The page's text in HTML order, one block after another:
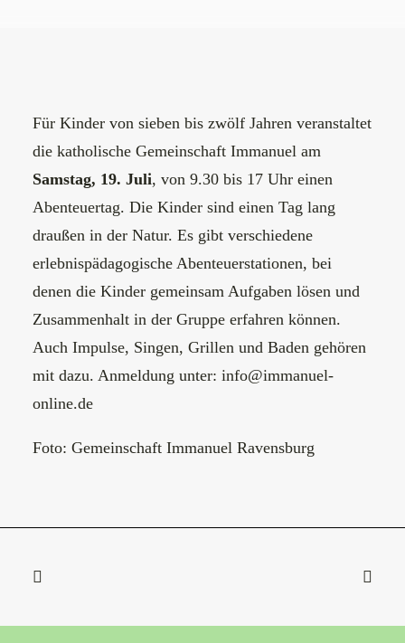
Für Kinder von sieben bis zwölf Jahren veranstaltet
die katholische Gemeinschaft Immanuel am
Samstag, 19. Juli, von 9.30 bis 17 Uhr einen
Abenteuertag. Die Kinder sind einen Tag lang
draußen in der Natur. Es gibt verschiedene
erlebnispädagogische Abenteuerstationen, bei
denen die Kinder gemeinsam Aufgaben lösen und
Zusammenhalt in der Gruppe erfahren können.
Auch Impulse, Singen, Grillen und Baden gehören
mit dazu. Anmeldung unter: info@immanuel-
online.de
Foto: Gemeinschaft Immanuel Ravensburg